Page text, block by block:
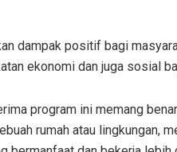
dampak positif bagi
ekonomi dan juga sosial
program ini memang
rumah atau lingkungan,